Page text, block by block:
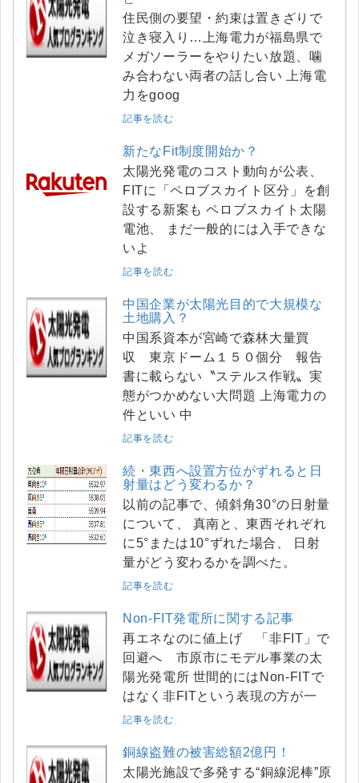
住民側の要望・約束は置きざりで
泣き寝入り…上海電力が福島県で
メガソーラーをやりたい放題、噛
み合わない両者の話し合い 上海電
力をgoog
記事を読む
新たなFit制度開始か？
太陽光発電のコスト動向が公表、
FITに「ペロブスカイト区分」を創
設する新案も ペロブスカイト太陽
電池、 まだ一般的には入手できな
いよ
記事を読む
中国企業が太陽光目的で大規模な
土地購入？
中国系資本が宮崎で森林大量買
収 東京ドーム１５０個分 報告
書に載らない〝ステルス作戦〟実
態がつかめない大問題 上海電力の
件といい 中
記事を読む
続・東西へ設置方位がずれると日
射量はどう変わるか？
以前の記事で、傾斜角30°の日射量
について、 真南と、東西それぞれ
に5°または10°ずれた場合、 日射
量がどう変わるかを調べた。
記事を読む
Non-FIT発電所に関する記事
再エネなのに値上げ 「非FIT」で
回避へ 市原市にモデル事業の太
陽光発電所 世間的にはNon-FITで
はなく非FITという表現の方が一
記事を読む
銅線盗難の被害総額2億円！
太陽光施設で多発する“銅線泥棒”原